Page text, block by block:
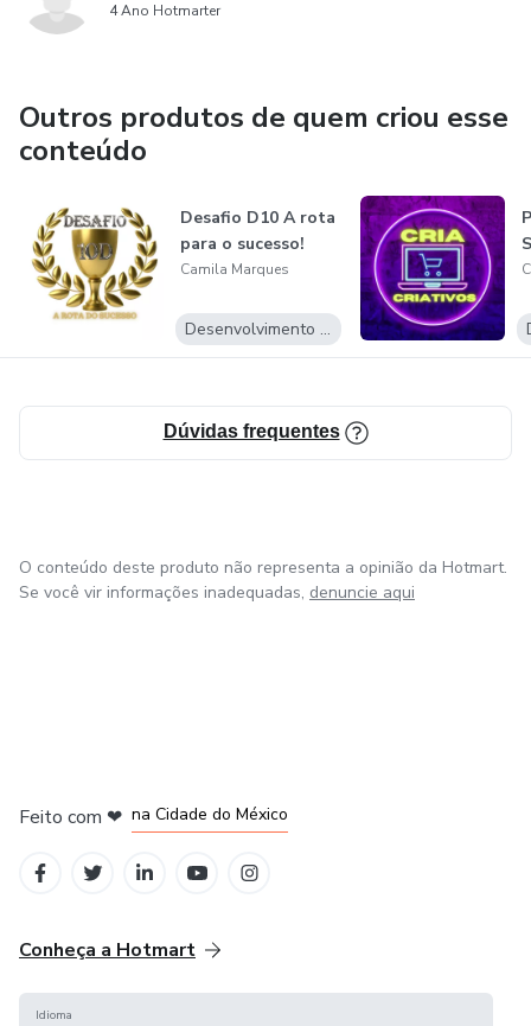
4 Ano Hotmarter
Outros produtos de quem criou esse
conteúdo
Desafio D10 A rota
para o sucesso!
Camila Marques
Desenvolvimento Pessoal
Dúvidas frequentes
O conteúdo deste produto não representa a opinião da Hotmart.
Se você vir informações inadequadas, denuncie aqui
Feito com ❤ na Cidade do México
Conheça a Hotmart
Idioma